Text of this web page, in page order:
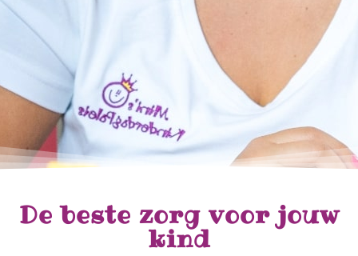
De beste zorg voor jouw
kind